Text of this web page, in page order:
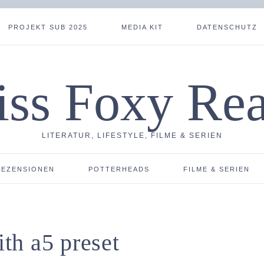
PROJEKT SUB 2025 MEDIA KIT DATENSCHUTZ
Foxy
LITERATUR, LIFESTYLE, FILME & SERIEN
POTTERHEADS FILME & SERIEN
a5 preset